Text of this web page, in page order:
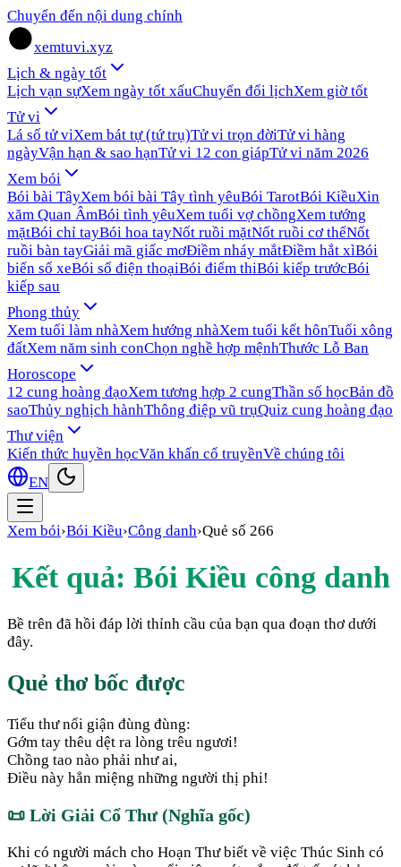
Chuyển đến nội dung chính
xemtuvi.xyz
Lịch & ngày tốt
Lịch vạn sựXem ngày tốt xấuChuyển đổi lịchXem giờ tốt
Tử vi
Lá số tử viXem bát tự (tứ trụ)Tử vi trọn đờiTử vi hàng
ngàyVận hạn & sao hạnTử vi 12 con giápTử vi năm 2026
Xem bói
Bói bài TâyXem bói bài Tây tình yêuBói TarotBói KiềuXin
xăm Quan ÂmBói tình yêuXem tuổi vợ chồngXem tướng
mặtBói chỉ tayBói hoa tayNốt ruồi mặtNốt ruồi cơ thểNốt
ruồi bàn tayGiải mã giấc mơĐiềm nháy mắtĐiềm hắt xìBói
biển số xeBói số điện thoạiBói điểm thiBói kiếp trướcBói
kiếp sau
Phong thủy
Xem tuổi làm nhàXem hướng nhàXem tuổi kết hônTuổi xông
đấtXem năm sinh conChọn nghề hợp mệnhThước Lỗ Ban
Horoscope
12 cung hoàng đạoXem tương hợp 2 cungThần số họcBản đồ
saoThủy nghịch hànhThông điệp vũ trụQuiz cung hoàng đạo
Thư viện
Kiến thức huyền họcVăn khấn cổ truyềnVề chúng tôi
EN
Xem bói›Bói Kiều›Công danh›Quẻ số 266
Kết quả: Bói Kiều công danh
Bề trên đã hồi đáp lời thỉnh cầu của bạn qua đoạn thơ dưới
đây.
Quẻ thơ bốc được
Tiểu thư nổi giận đùng đùng:
Gớm tay thêu dệt ra lòng trêu ngươi!
Chồng tao nào phải như ai,
Điều này hẳn miệng những người thị phi!
📜 Lời Giải Cổ Thư (Nghĩa gốc)
Khi có người mách cho Hoạn Thư biết về việc Thúc Sinh có